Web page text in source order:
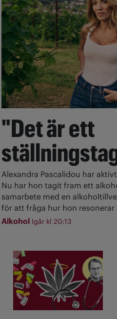
"Det är ett
Alexandra Pascalidou har
Nu har hon tagit fram ett
samarbete med en
för att fråga hur hon resonerar
Alkohol Igår kl 20:13